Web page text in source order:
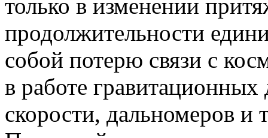
только в изменении
продолжительности
собой потерю связи с
в работе гравитационных
скорости, дальномеров и